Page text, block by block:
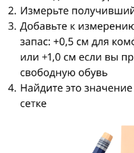
Оставить заявку